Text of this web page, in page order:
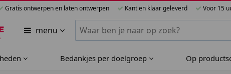
Gratis ontwerpen en laten ontwerpen Kant en klaar geleverd Voor 15
menu Zoeken binnen Bijzondere Bedankjes
Bedankjes per doelgroep Op